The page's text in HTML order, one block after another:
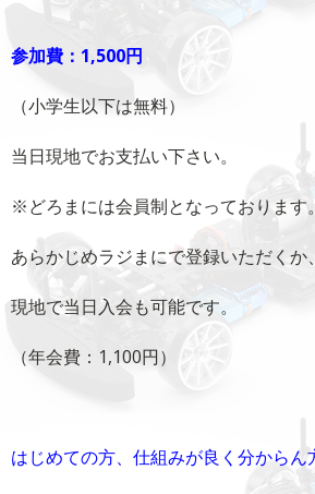
参加費：1,500円
（小学生以下は無料）
当日現地でお支払い下さい。
※どろまには会員制となっております。
あらかじめラジまにで登録いただくか、
現地で当日入会も可能です。
（年会費：1,100円）
はじめての方、仕組みが良く分からん